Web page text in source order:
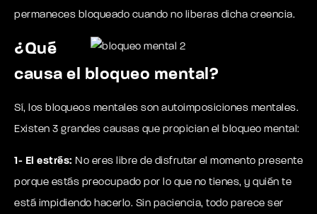
permaneces bloqueado cuando no liberas dicha creencia.
¿Qué
causa el bloqueo mental?
Sí, los bloqueos mentales son autoimposiciones mentales.
Existen 3 grandes causas que propician el bloqueo mental:
1- El estrés: No eres libre de disfrutar el momento presente
porque estás preocupado por lo que no tienes, y quién te
está impidiendo hacerlo. Sin paciencia, todo parece ser